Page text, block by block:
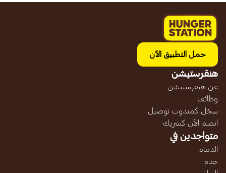
حمل التطبيق الآن
هنقرستيشن
عن هنقرستيشن
وظائف
سجّل كمندوب توصيل
انضم الآن كشريك
متواجدين في
الدمام
جده